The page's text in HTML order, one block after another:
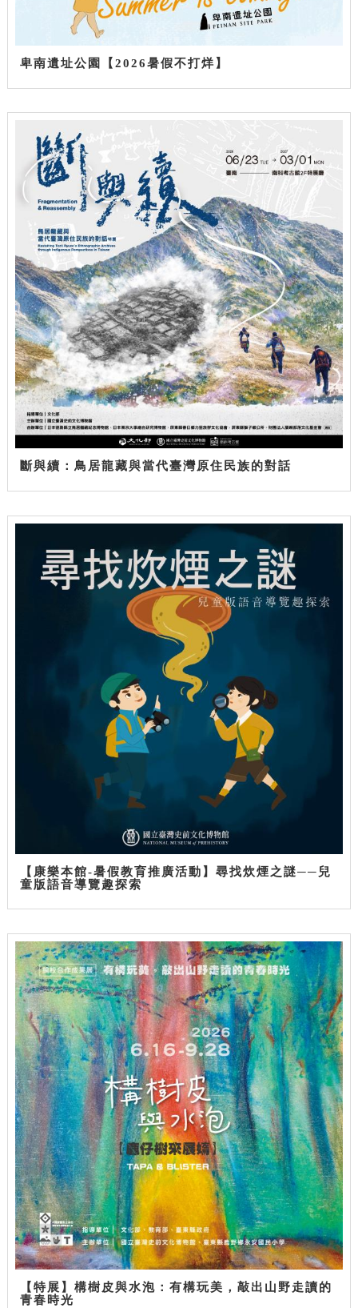
卑南遺址公園【2026暑假不打烊】
斷與續：鳥居龍藏與當代臺灣原住民族的對話
【康樂本館-暑假教育推廣活動】尋找炊煙之謎──兒
童版語音導覽趣探索
【特展】構樹皮與水泡：有構玩美，敲出山野走讀的
青春時光